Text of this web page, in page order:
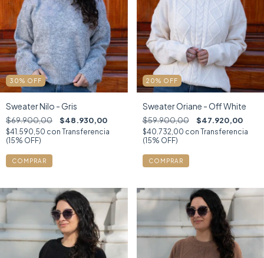
30% OFF
Sweater Nilo - Gris
$69.900,00 $48.930,00
$41.590,50 con Transferencia
(15% OFF)
COMPRAR
20% OFF
Sweater Oriane - Off White
$59.900,00 $47.920,00
$40.732,00 con Transferencia
(15% OFF)
COMPRAR